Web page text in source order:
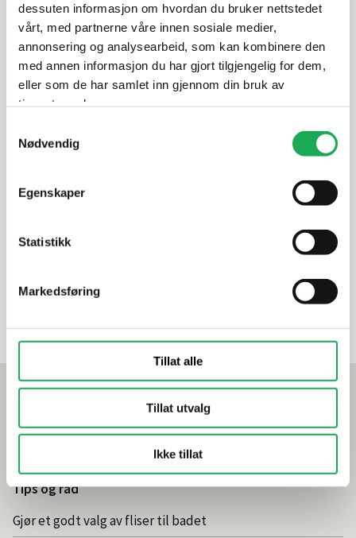
dessuten informasjon om hvordan du bruker nettstedet
vårt, med partnerne våre innen sosiale medier,
annonsering og analysearbeid, som kan kombinere den
med annen informasjon du har gjort tilgjengelig for dem,
eller som de har samlet inn gjennom din bruk av
tjenestene deres.
Nødvendig
Egenskaper
Statistikk
Markedsføring
Tillat alle
Tillat utvalg
Ikke tillat
Ingrid Nordgård
Telefon
52858090
Kontakt meg
Mest lest akkurat nå
Årets flis hos Flisekompaniet
Klikkvinyl - Gulvet som tåler alt
Tips og råd
Gjør et godt valg av fliser til badet